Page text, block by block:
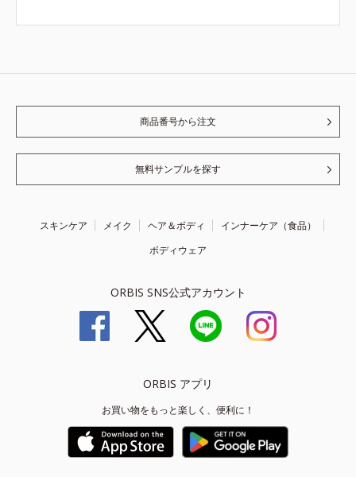
商品番号から注文
無料サンプルを探す
スキンケア メイク ヘア＆ボディ
インナーケア（食品）
ボディウェア
ORBIS SNS公式アカウント
ORBIS アプリ
お買い物をもっと楽しく、便利に！